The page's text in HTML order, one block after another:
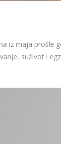
iz maja prošle
suživot i